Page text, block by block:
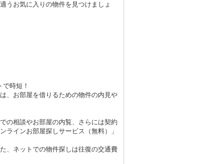
うお気に入りの物件を見つけましょ
時短！
、お部屋を借りるための物件の内見や
の相談やお部屋の内覧、さらには契約
ラインお部屋探しサービス（無料）」
、ネットでの物件探しは往復の交通費